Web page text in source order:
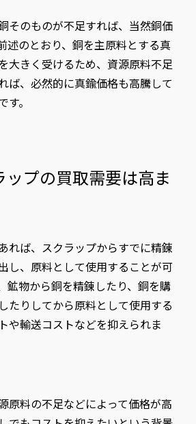
そのものが不足すれば、当然銅価
述のとおり、銅を主原料とする真
大きく受けるため、資源原料不足
ば、必然的に真鍮価格も高騰して
。
ップの買取需要は高ま
れば、スクラップからすでに精錬
し、原料として使用することが可
鉱物から銅を精錬したり、銅を購
たりしてから原料として使用する
や輸送コストなどを抑えられま
原料の不足などによって価格が高